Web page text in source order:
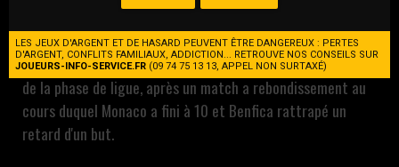
très expérimenté en Europe et toujours difficile à jouer,
comme l'en témoigne cette victoire 3-2 en principauté lors
de la phase de ligue, après un match a rebondissement au
cours duquel Monaco a fini à 10 et Benfica rattrapé un
retard d'un but.
LES JEUX D'ARGENT ET DE HASARD PEUVENT ÊTRE DANGEREUX : PERTES
D'ARGENT, CONFLITS FAMILIAUX, ADDICTION... RETROUVE NOS CONSEILS SUR
JOUEURS-INFO-SERVICE.FR (09 74 75 13 13, APPEL NON SURTAXÉ)